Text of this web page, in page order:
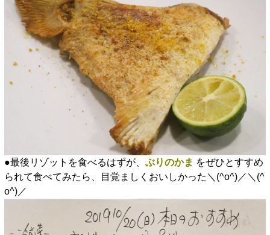
●最後リゾットを食べるはずが、 ぶりのかま をぜひとすすめ
られて食べてみたら、目覚ましくおいしかった＼(^o^)／＼(^
o^)／